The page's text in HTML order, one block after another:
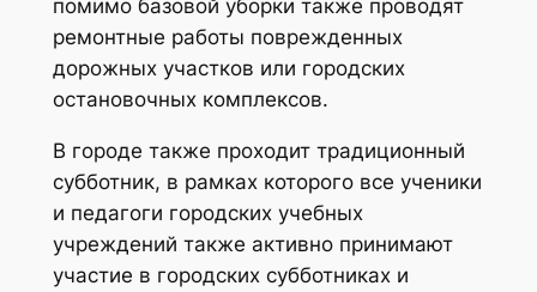
помимо базовой уборки также проводят
ремонтные работы поврежденных
дорожных участков или городских
остановочных комплексов.
В городе также проходит традиционный
субботник, в рамках которого все ученики
и педагоги городских учебных
учреждений также активно принимают
участие в городских субботниках и